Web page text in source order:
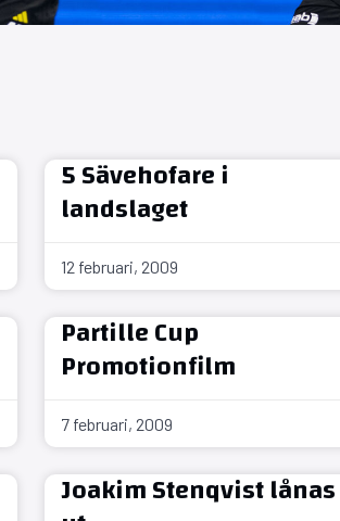
5 Sävehofare i
landslaget
12 februari, 2009
Partille Cup
Promotionfilm
7 februari, 2009
Joakim Stenqvist lånas